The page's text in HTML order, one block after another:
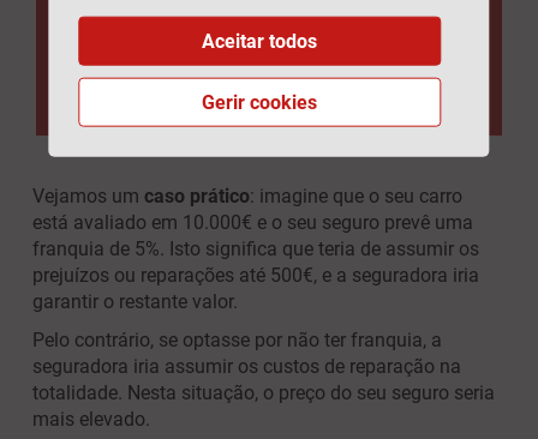
Vejamos um caso prático: imagine que o seu carro
está avaliado em 10.000€ e o seu seguro prevê uma
franquia de 5%. Isto significa que teria de assumir os
prejuízos ou reparações até 500€, e a seguradora iria
garantir o restante valor.
Pelo contrário, se optasse por não ter franquia, a
seguradora iria assumir os custos de reparação na
totalidade. Nesta situação, o preço do seu seguro seria
mais elevado.
Gerir cookies
Aceitar todos